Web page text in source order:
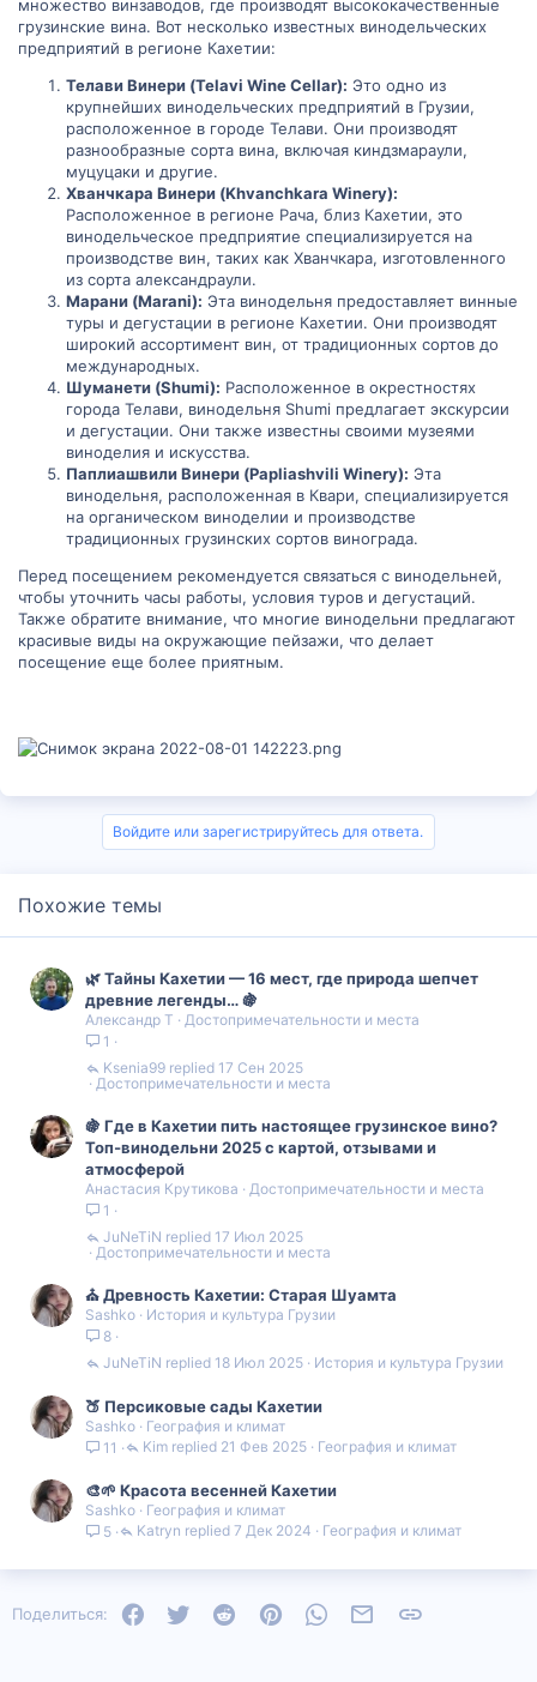
множество винзаводов, где производят высококачественные
грузинские вина. Вот несколько известных винодельческих
предприятий в регионе Кахетии:
Телави Винери (Telavi Wine Cellar): Это одно из
крупнейших винодельческих предприятий в Грузии,
расположенное в городе Телави. Они производят
разнообразные сорта вина, включая киндзмараули,
муцуцаки и другие.
Хванчкара Винери (Khvanchkara Winery):
Расположенное в регионе Рача, близ Кахетии, это
винодельческое предприятие специализируется на
производстве вин, таких как Хванчкара, изготовленного
из сорта александраули.
Марани (Marani): Эта винодельня предоставляет винные
туры и дегустации в регионе Кахетии. Они производят
широкий ассортимент вин, от традиционных сортов до
международных.
Шуманети (Shumi): Расположенное в окрестностях
города Телави, винодельня Shumi предлагает экскурсии
и дегустации. Они также известны своими музеями
виноделия и искусства.
Паплиашвили Винери (Papliashvili Winery): Эта
винодельня, расположенная в Квари, специализируется
на органическом виноделии и производстве
традиционных грузинских сортов винограда.
Перед посещением рекомендуется связаться с винодельней,
чтобы уточнить часы работы, условия туров и дегустаций.
Также обратите внимание, что многие винодельни предлагают
красивые виды на окружающие пейзажи, что делает
посещение еще более приятным.
Войдите или зарегистрируйтесь для ответа.
Похожие темы
🌿 Тайны Кахетии — 16 мест, где природа шепчет
древние легенды… 🍇
Александр Т
Достопримечательности и места
1
Достопримечательности и места
17 Сен 2025
Ksenia99
🍇 Где в Кахетии пить настоящее грузинское вино?
Топ‑винодельни 2025 с картой, отзывами и
атмосферой
Анастасия Крутикова
Достопримечательности и места
1
Достопримечательности и места
17 Июл 2025
JuNeTiN
⛪️ Древность Кахетии: Старая Шуамта
Sashko
История и культура Грузии
8
История и культура Грузии
18 Июл 2025
JuNeTiN
🍑 Персиковые сады Кахетии
Sashko
География и климат
11
География и климат
21 Фев 2025
Kim
🎨🌱 Красота весенней Кахетии
Sashko
География и климат
5
География и климат
7 Дек 2024
Katryn
Поделиться: FacebookTwitter Reddit PinterestWhatsAppЭлектронная почта